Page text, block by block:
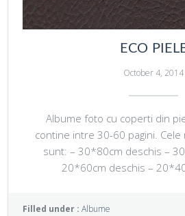
ECO
October 4, 2014
Albume foto cu coperti din
contine intre 30-60 pagini. Cele
sunt: – 30*80cm deschis –
20*60cm deschis –
Filled under : Albume